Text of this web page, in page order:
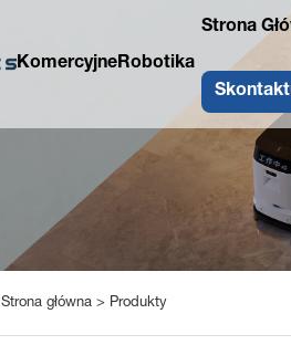
KomercyjneRobotika
Strona
Strona główna > Produkty